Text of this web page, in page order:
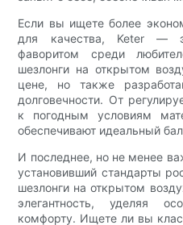
Если вы ищете более
для качества, Keter —
фаворитом среди
шезлонги на открытом
цене, но также
долговечности. От
к погодным условиям
обеспечивают идеальный
И последнее, но не менее
установивший стандарты
шезлонги на открытом
элегантность, уделяя
комфорту. Ищете ли вы